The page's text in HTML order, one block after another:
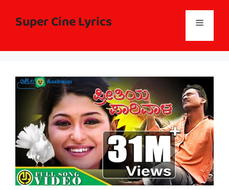
contentSuper Cine Lyrics Menu